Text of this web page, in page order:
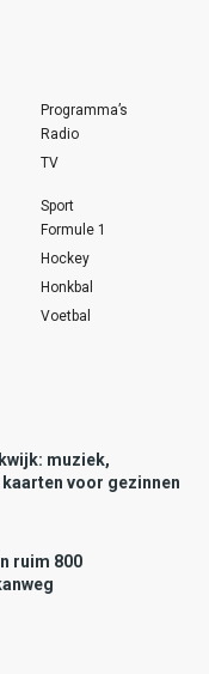
Programma’s
Radio
TV
Sport
Formule 1
Hockey
Honkbal
Voetbal
muziek,
voor gezinnen
ruim 800